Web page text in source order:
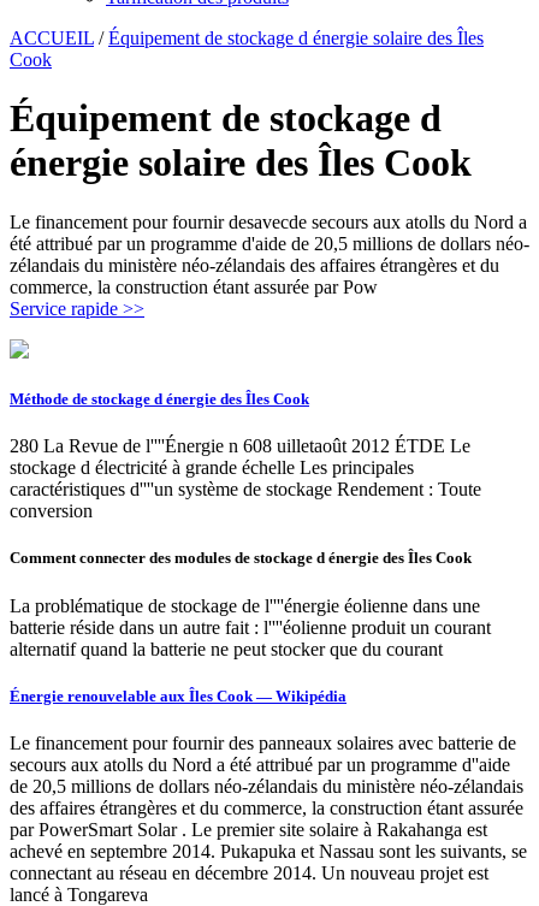
ACCUEIL /Équipement de stockage d énergie solaire des Îles
Cook
Équipement de stockage d
énergie solaire des Îles Cook
Le financement pour fournir desavecde secours aux atolls du Nord a
été attribué par un programme d'aide de 20,5 millions de dollars néo-
zélandais du ministère néo-zélandais des affaires étrangères et du
commerce, la construction étant assurée par Pow
Service rapide >>
Méthode de stockage d énergie des Îles Cook
280 La Revue de l''''Énergie n 608 uilletaoût 2012 ÉTDE Le
stockage d électricité à grande échelle Les principales
caractéristiques d''''un système de stockage Rendement : Toute
conversion
Comment connecter des modules de stockage d énergie des Îles Cook
La problématique de stockage de l''''énergie éolienne dans une
batterie réside dans un autre fait : l''''éolienne produit un courant
alternatif quand la batterie ne peut stocker que du courant
Énergie renouvelable aux Îles Cook — Wikipédia
Le financement pour fournir des panneaux solaires avec batterie de
secours aux atolls du Nord a été attribué par un programme d''aide
de 20,5 millions de dollars néo-zélandais du ministère néo-zélandais
des affaires étrangères et du commerce, la construction étant assurée
par PowerSmart Solar . Le premier site solaire à Rakahanga est
achevé en septembre 2014. Pukapuka et Nassau sont les suivants, se
connectant au réseau en décembre 2014. Un nouveau projet est
lancé à Tongareva